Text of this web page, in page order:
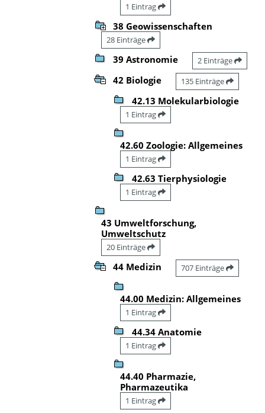
1 Eintrag
38 Geowissenschaften
28 Einträge
39 Astronomie 2 Einträge
42 Biologie 135 Einträge
42.13 Molekularbiologie
1 Eintrag
42.60 Zoologie: Allgemeines
1 Eintrag
42.63 Tierphysiologie
1 Eintrag
43 Umweltforschung,
Umweltschutz
20 Einträge
44 Medizin 707 Einträge
44.00 Medizin: Allgemeines
1 Eintrag
44.34 Anatomie
1 Eintrag
44.40 Pharmazie,
Pharmazeutika
1 Eintrag